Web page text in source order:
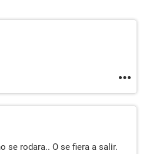
se rodara.. O se fiera a salir.